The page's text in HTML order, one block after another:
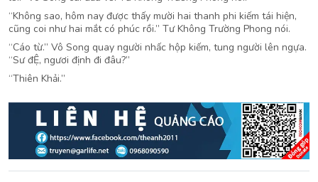
“Không sao, hôm nay được thấy mười hai thanh phi kiếm tái hiện,
cũng coi như hai mắt có phúc rồi.” Tư Không Trường Phong nói.
“Cáo từ.” Vô Song quay người nhấc hộp kiếm, tung người lên ngựa.
“Sư đỆ, ngươi định đi đâu?”
“Thiên Khải.”